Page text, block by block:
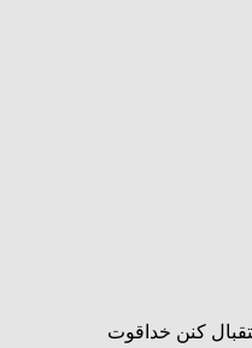
کنن خداقوت